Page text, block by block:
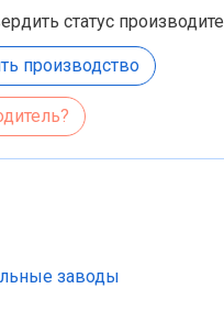
статус
производство
заводы